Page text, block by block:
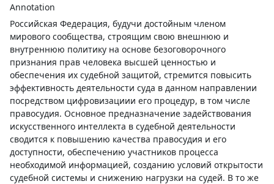
Annotation
Российская Федерация, будучи достойным членом
мирового сообщества, строящим свою внешнюю и
внутреннюю политику на основе безоговорочного
признания прав человека высшей ценностью и
обеспечения их судебной защитой, стремится повысить
эффективность деятельности суда в данном направлении
посредством цифровизациии его процедур, в том числе
правосудия. Основное предназначение задействования
искусственного интеллекта в судебной деятельности
сводится к повышению качества правосудия и его
доступности, обеспечению участников процесса
необходимой информацией, созданию условий открытости
судебной системы и снижению нагрузки на судей. В то же